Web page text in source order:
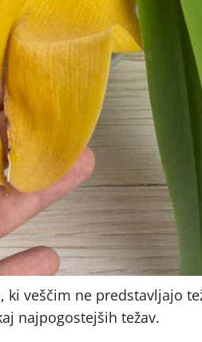
veščim ne predstavljajo
najpogostejših težav.